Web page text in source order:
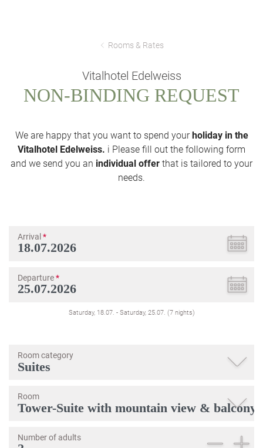
Rooms & Rates
Vitalhotel Edelweiss
NON-BINDING REQUEST
We are happy that you want to spend yourholiday in the
Vitalhotel Edelweiss. i Please fill out the following form
and we send you an individual offer that is tailored to your
needs.
Arrival *
Departure*
Saturday, 18.07. - Saturday, 25.07. (7 nights)
Room category
Room
Number of adults